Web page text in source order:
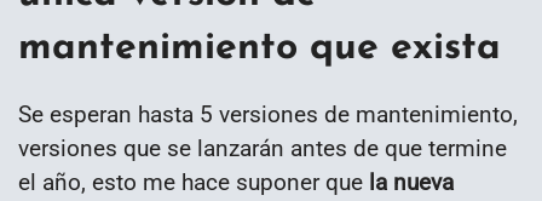
mantenimiento que exista
Se esperan hasta 5 versiones de mantenimiento,
versiones que se lanzarán antes de que termine
el año, esto me hace suponer que la nueva